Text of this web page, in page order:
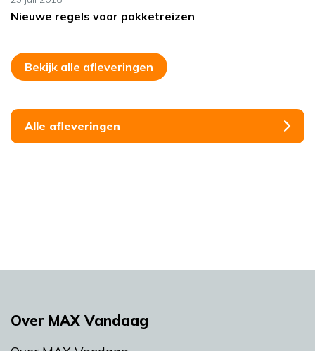
Nieuwe regels voor pakketreizen
Bekijk alle afleveringen
Alle afleveringen
Over MAX Vandaag